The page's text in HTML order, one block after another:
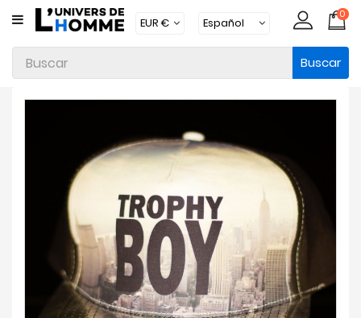
CATEGORÍA
Ropa
Interior
Loungewear
Accesorios
Calcetines
0
Buscar